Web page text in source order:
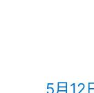
5月12